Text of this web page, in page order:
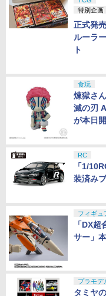
特別企画
正式発
ルーラ
ト
食玩
煉獄さ
滅の刃
が本日
RC
「1/
装済み
フィギュ
「DX
サー」
プラモデ
タミヤ